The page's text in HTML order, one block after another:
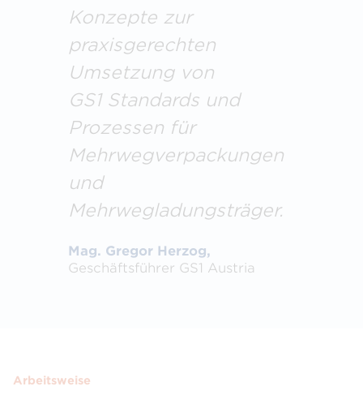
Konzepte zur
praxisgerechten
Umsetzung von
GS1 Standards und
Prozessen für
Mehrwegverpackungen
und
Mehrwegladungsträger.
Mag. Gregor Herzog,
Geschäftsführer GS1 Austria
Arbeitsweise